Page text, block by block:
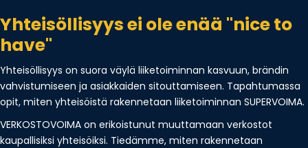
Yhteisöllisyys ei ole enää "nice to
have"
Yhteisöllisyys on suora väylä liiketoiminnan kasvuun, brändin
vahvistumiseen ja asiakkaiden sitouttamiseen. Tapahtumassa
opit, miten yhteisöistä rakennetaan liiketoiminnan SUPERVOIMA.
VERKOSTOVOIMA on erikoistunut muuttamaan verkostot
kaupallisiksi yhteisöiksi. Tiedämme, miten rakennetaan